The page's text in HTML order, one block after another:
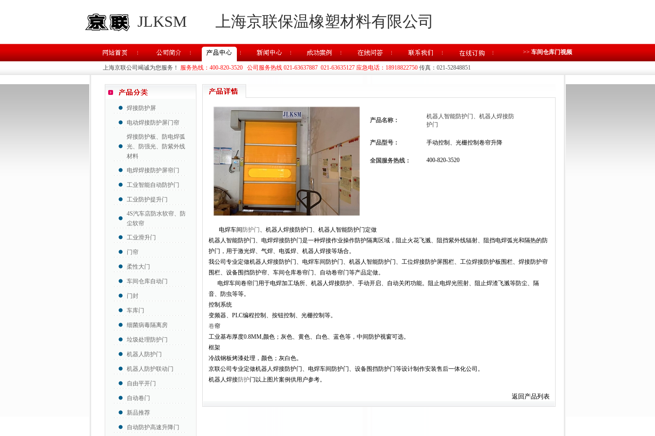
JLKSM 上海京联保温橡塑材料有限公司
>> 车间仓库门视频
上海京联公司竭诚为您服务！ 服务热线：400-820-3520 公司服务热线 021-63637887 021-63635127 应急电话：18918822750传真：021-52848851
焊接防护屏
电动焊接防护屏门帘
焊接防护板、防电焊弧
光、防强光、防紫外线
材料
电焊焊接防护屏帘门
工业智能自动防护门
工业防护提升门
4S汽车店防水软帘、防
尘软帘
工业滑升门
门帘
柔性大门
车间仓库自动门
门封
车库门
细菌病毒隔离房
垃圾处理防护门
机器人防护门
机器人防护联动门
自由平开门
自动卷门
新品推荐
自动防护高速升降门
产品名称：
机器人智能防护门、机器人焊接防
护门
产品型号： 手动控制、光栅控制卷帘升降
全国服务热线： 400-820-3520
电焊车间 防护门 、机器人焊接防护门、机器人智能防护门定做
机器人智能防护门、电焊焊接防护门是一种焊接作业操作防护隔离区域，阻止火花飞溅、阻挡紫外线辐射、阻挡电焊弧光和隔热的防
护门，用于激光焊、气焊、电弧焊、机器人焊接等场合。
我公司专业定做机器人焊接防护门、电焊车间防护门、机器人智能防护门、工位焊接防护屏围栏、工位焊接防护板围栏、焊接防护帘
围栏、设备围挡防护帘、车间仓库卷帘门、自动卷帘门等产品定做。
电焊车间卷帘门用于电焊加工场所、机器人焊接防护、手动开启、自动关闭功能。阻止电焊光照射、阻止焊渣飞溅等防尘、隔
音、防虫等等。
控制系统
变频器、PLC编程控制、按钮控制、光栅控制等。
卷帘
工业基布厚度0.8MM,颜色；灰色、黄色、白色、蓝色等，中间防护视窗可选。
框架
冷战钢板烤漆处理，颜色；灰白色。
京联公司专业定做机器人焊接防护门、电焊车间防护门、设备围挡防护门等设计制作安装售后一体化公司。
机器人焊接防护门以上图片案例供用户参考。
返回产品列表